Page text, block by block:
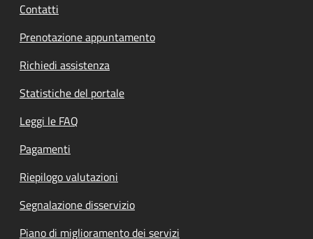
Contatti
Prenotazione appuntamento
Richiedi assistenza
Statistiche del portale
Leggi le FAQ
Pagamenti
Riepilogo valutazioni
Segnalazione disservizio
Piano di miglioramento dei servizi